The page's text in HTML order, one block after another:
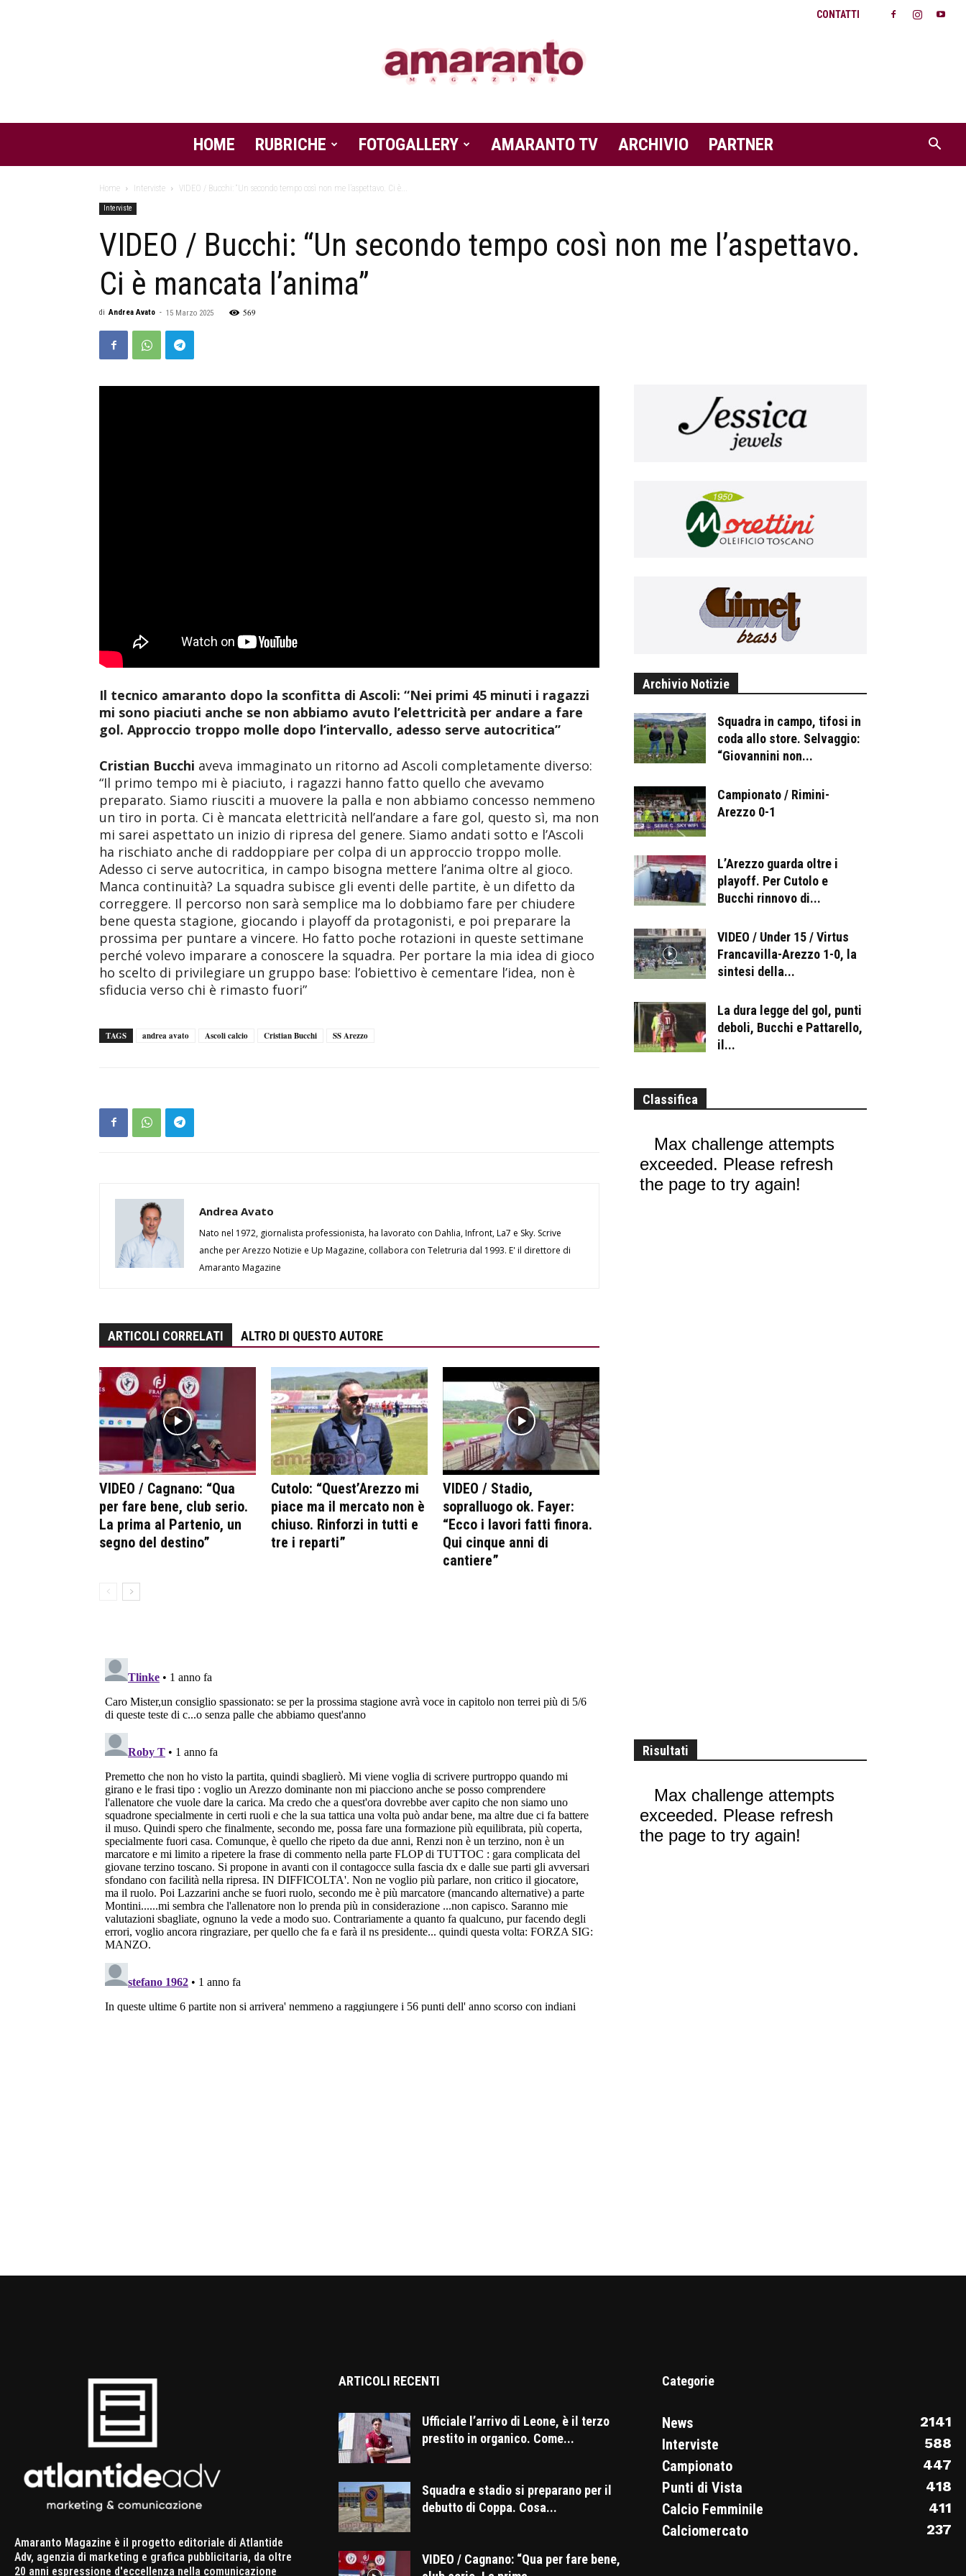
CONTATTI
Amaranto
Magazine
HOME RUBRICHE FOTOGALLERY AMARANTO TV ARCHIVIO PARTNER
Home Interviste VIDEO / Bucchi: “Un secondo tempo così non me l’aspettavo. Ci è...
Interviste
VIDEO / Bucchi: “Un secondo tempo così non me l’aspettavo.
Ci è mancata l’anima”
di Andrea Avato - 15 Marzo 2025 569
Il tecnico amaranto dopo la sconfitta di Ascoli: “Nei primi 45 minuti i ragazzi
mi sono piaciuti anche se non abbiamo avuto l’elettricità per andare a fare
gol. Approccio troppo molle dopo l’intervallo, adesso serve autocritica”
Cristian Bucchi aveva immaginato un ritorno ad Ascoli completamente diverso:
“Il primo tempo mi è piaciuto, i ragazzi hanno fatto quello che avevamo
preparato. Siamo riusciti a muovere la palla e non abbiamo concesso nemmeno
un tiro in porta. Ci è mancata elettricità nell’andare a fare gol, questo sì, ma non
mi sarei aspettato un inizio di ripresa del genere. Siamo andati sotto e l’Ascoli
ha rischiato anche di raddoppiare per colpa di un approccio troppo molle.
Adesso ci serve autocritica, in campo bisogna mettere l’anima oltre al gioco.
Manca continuità? La squadra subisce gli eventi delle partite, è un difetto da
correggere. Il percorso non sarà semplice ma lo dobbiamo fare per chiudere
bene questa stagione, giocando i playoff da protagonisti, e poi preparare la
prossima per puntare a vincere. Ho fatto poche rotazioni in queste settimane
perché volevo imparare a conoscere la squadra. Per portare la mia idea di gioco
ho scelto di privilegiare un gruppo base: l’obiettivo è cementare l’idea, non è
sfiducia verso chi è rimasto fuori”
TAGS andrea avato Ascoli calcio Cristian Bucchi SS Arezzo
Andrea Avato
Nato nel 1972, giornalista professionista, ha lavorato con Dahlia, Infront, La7 e Sky. Scrive
anche per Arezzo Notizie e Up Magazine, collabora con Teletruria dal 1993. E' il direttore di
Amaranto Magazine
ARTICOLI CORRELATI ALTRO DI QUESTO AUTORE
VIDEO / Cagnano: “Qua
per fare bene, club serio.
La prima al Partenio, un
segno del destino”
Cutolo: “Quest’Arezzo mi
piace ma il mercato non è
chiuso. Rinforzi in tutti e
tre i reparti”
VIDEO / Stadio,
sopralluogo ok. Fayer:
“Ecco i lavori fatti finora.
Qui cinque anni di
cantiere”
Archivio Notizie
Squadra in campo, tifosi in
coda allo store. Selvaggio:
“Giovannini non...
Campionato / Rimini-
Arezzo 0-1
L’Arezzo guarda oltre i
playoff. Per Cutolo e
Bucchi rinnovo di...
VIDEO / Under 15 / Virtus
Francavilla-Arezzo 1-0, la
sintesi della...
La dura legge del gol, punti
deboli, Bucchi e Pattarello,
il...
Classifica
Risultati
Amaranto Magazine è il progetto editoriale di Atlantide
Adv, agenzia di marketing e grafica pubblicitaria, da oltre
20 anni espressione d'eccellenza nella comunicazione
ARTICOLI RECENTI
Ufficiale l’arrivo di Leone, è il terzo
prestito in organico. Come...
Squadra e stadio si preparano per il
debutto di Coppa. Cosa...
VIDEO / Cagnano: “Qua per fare bene,
Categorie
News
2141
Interviste
588
Campionato
447
Punti di Vista
418
Calcio Femminile
411
Calciomercato
237